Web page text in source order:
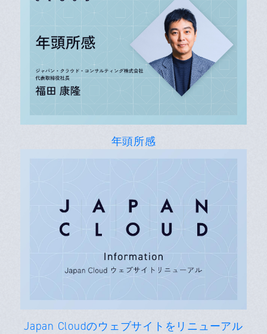
年頭所感
Japan Cloudのウェブサイトをリニューアル